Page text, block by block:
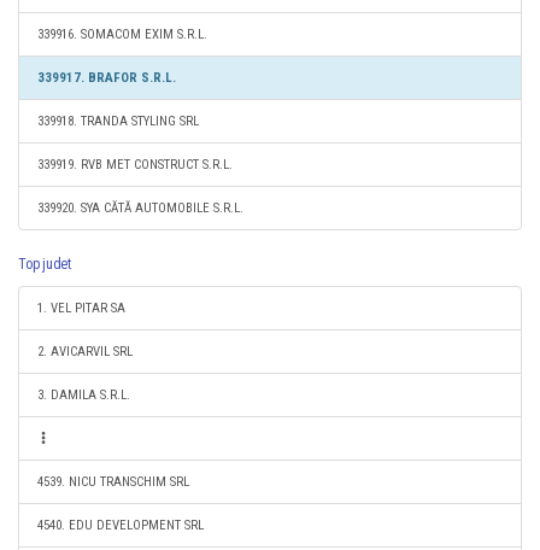
339916. SOMACOM EXIM S.R.L.
339917. BRAFOR S.R.L.
339918. TRANDA STYLING SRL
339919. RVB MET CONSTRUCT S.R.L.
339920. SYA CĂTĂ AUTOMOBILE S.R.L.
Top judet
1. VEL PITAR SA
2. AVICARVIL SRL
3. DAMILA S.R.L.
4539. NICU TRANSCHIM SRL
4540. EDU DEVELOPMENT SRL